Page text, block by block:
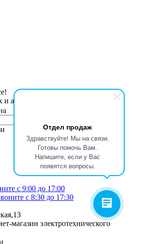
Отдел продаж
Здравствуйте! Мы на связи.
Готовы помочь Вам.
Напишите, если у Вас
появятся вопросы.
и акциях первым
с 9:00 до 17:00
с 8:30 до 17:30
магазин электротехнического